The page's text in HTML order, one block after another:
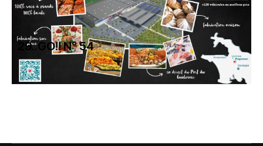
29..GO!! N° 54
6 Mai 2025